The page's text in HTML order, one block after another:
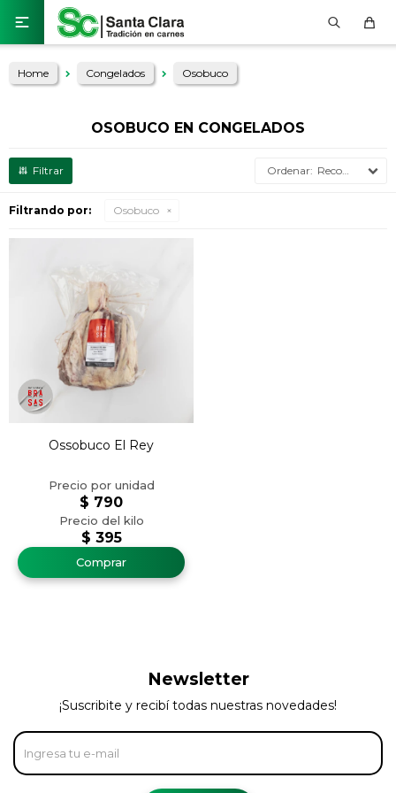

Home Congelados Osobuco
OSOBUCO EN CONGELADOS
Recomendados
Filtrando por: Osobuco
Ossobuco El Rey
$ 395
$ 790
Newsletter
¡Suscribite y recibí todas nuestras novedades!